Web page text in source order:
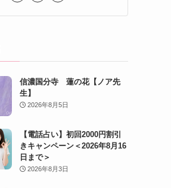
信濃国分寺 蓮の花【ノア先
生】
2026年8月5日
【電話占い】初回2000円割引
きキャンペーン＜2026年8月16
日まで＞
2026年8月3日